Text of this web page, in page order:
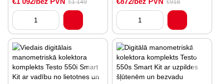
kit ar skārienekrānu
€1 149
kit ar bezvadu zondēm un 3
šļūteņu komplektu
€918